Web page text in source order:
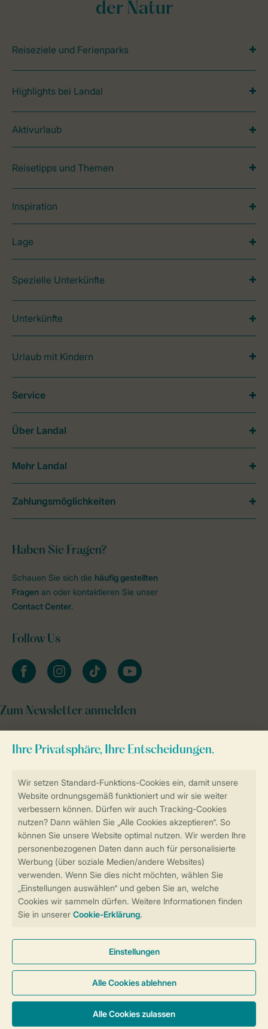
Sicherstellung Deiner Privatsphäre
Sicher und schnell zur Online-Buchung
Sichere Datenübertragung
Sicheres Bezahlen
der Natur
Reiseziele und Ferienparks
Highlights bei Landal
Aktivurlaub
Reisetipps und Themen
Inspiration
Lage
Spezielle Unterkünfte
Unterkünfte
Urlaub mit Kindern
Haben Sie Fragen?
Schauen Sie sich die häufig gestellten
Fragen an oder kontaktieren Sie unser
Contact Center.
Follow Us
facebookinstagramtiktok youtube
Zum Newsletter anmelden
Service
Über Landal
Mehr Landal
Zahlungsmöglichkeiten
Cookies und Banner
Barrierefreiheit
© 2026 Landal GreenParks GmbH